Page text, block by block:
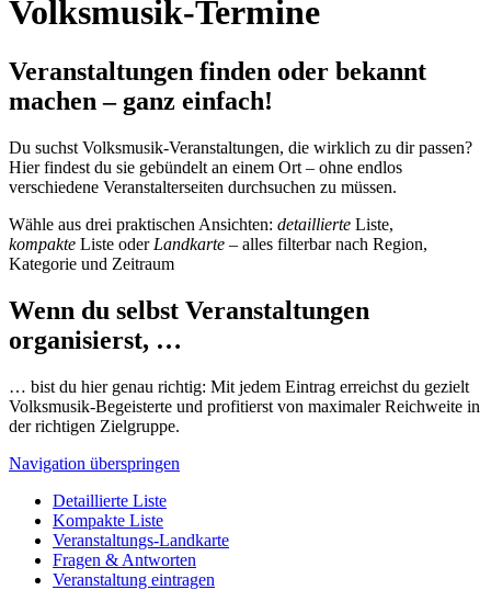
Volksmusik-Termine
Veranstaltungen finden oder bekannt
machen – ganz einfach!
Du suchst Volksmusik-Veranstaltungen, die wirklich zu dir passen?
Hier findest du sie gebündelt an einem Ort – ohne endlos
verschiedene Veranstalterseiten durchsuchen zu müssen.
Wähle aus drei praktischen Ansichten: detaillierte Liste,
kompakte Liste oder Landkarte – alles filterbar nach Region,
Kategorie und Zeitraum
Wenn du selbst Veranstaltungen
organisierst, …
… bist du hier genau richtig: Mit jedem Eintrag erreichst du gezielt
Volksmusik-Begeisterte und profitierst von maximaler Reichweite in
der richtigen Zielgruppe.
Navigation überspringen
Detaillierte Liste
Kompakte Liste
Veranstaltungs-Landkarte
Fragen & Antworten
Veranstaltung eintragen